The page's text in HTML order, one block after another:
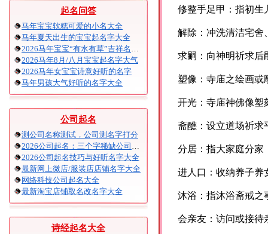
起名问答
马年宝宝软糯可爱的小名大全
马年夏天出生的宝宝起名字大全
2026马年宝宝“有水有草”吉祥名字大全
2026马年8月/八月宝宝起名字大气
2026马年女宝宝诗意好听的名字
马年男孩大气好听的名字大全
公司起名
测公司名称测试，公司测名字打分
2026公司起名：三个字稀缺公司名大全
2026公司起名技巧与好听名字大全
最新网上微店/服装店店铺名字大全
网络科技公司起名大全
最新淘宝店铺取名改名字大全
诗经起名大全
修整手足甲：指初生
解除：冲洗清洁宅舍
求嗣：向神明祈求后
塑像：寺庙之绘画或
开光：寺庙神佛像塑
斋醮：设立道场祈求
分居：指大家庭分家
进人口：收纳养子养
沐浴：指沐浴斋戒之
会亲友：访问或接待